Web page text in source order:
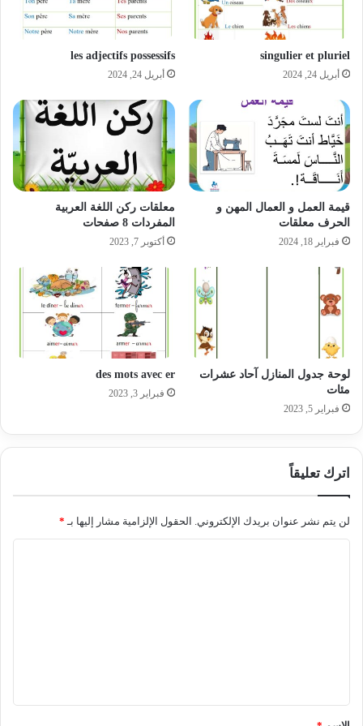
singulier et pluriel
أبريل 24, 2024
les adjectifs possessifs
أبريل 24, 2024
قيمة العمل و العمال المهن و
الحرف معلقات
فبراير 18, 2024
معلقات ركن اللغة العربية
المفردات 8 صفحات
أكتوبر 7, 2023
لوحة جدول المنازل آحاد عشرات
مئات
فبراير 5, 2023
des mots avec er
فبراير 3, 2023
اترك تعليقاً
لن يتم نشر عنوان بريدك الإلكتروني. الحقول الإلزامية مشار إليها بـ *
*